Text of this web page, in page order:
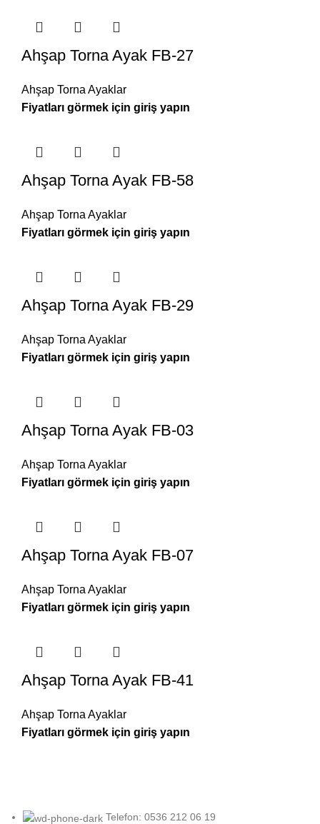
Ahşap Torna Ayak FB-27
Ahşap Torna Ayaklar
Ahşap Torna Ayak FB-58
Ahşap Torna Ayaklar
Ahşap Torna Ayak FB-29
Ahşap Torna Ayaklar
Ahşap Torna Ayak FB-03
Ahşap Torna Ayaklar
Ahşap Torna Ayak FB-07
Ahşap Torna Ayaklar
Ahşap Torna Ayak FB-41
Ahşap Torna Ayaklar
Telefon: 0536 212 06 19